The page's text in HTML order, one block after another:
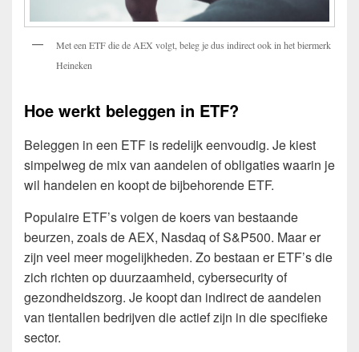
Met een ETF die de AEX volgt, beleg je dus indirect ook in het biermerk
Heineken
Hoe werkt beleggen in ETF?
Beleggen in een ETF is redelijk eenvoudig. Je kiest
simpelweg de mix van aandelen of obligaties waarin je
wil handelen en koopt de bijbehorende ETF.
Populaire ETF’s volgen de koers van bestaande
beurzen, zoals de AEX, Nasdaq of S&P500. Maar er
zijn veel meer mogelijkheden. Zo bestaan er ETF’s die
zich richten op duurzaamheid, cybersecurity of
gezondheidszorg. Je koopt dan indirect de aandelen
van tientallen bedrijven die actief zijn in die specifieke
sector.